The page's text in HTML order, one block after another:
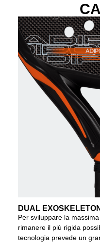
DUAL EXOSKELETON
Per sviluppare la
rimanere il più rigida
tecnologia prevede un